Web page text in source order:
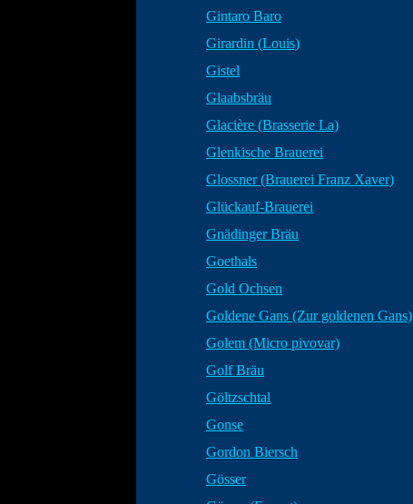
Gintaro Baro
Girardin (Louis)
Gistel
Glaabsbräu
Glacière (Brasserie La)
Glenkische Brauerei
Glossner (Brauerei Franz Xaver)
Glückauf-Brauerei
Gnädinger Bräu
Goethals
Gold Ochsen
Goldene Gans (Zur goldenen Gans)
Golem (Micro pivovar)
Golf Bräu
Göltzschtal
Gonse
Gordon Biersch
Gösser